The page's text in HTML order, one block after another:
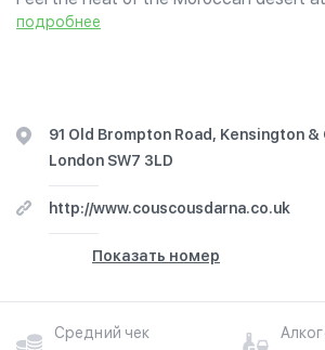
-- the fire of the people, the warmth of
подробнее
91 Old Brompton Road, Kensington
London SW7 3LD
http://www.couscousdarna.co.uk
Показать номер
Средний чек